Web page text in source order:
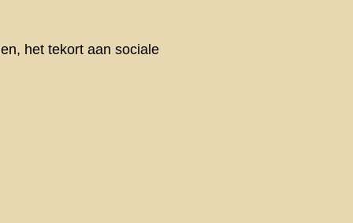
het tekort aan sociale